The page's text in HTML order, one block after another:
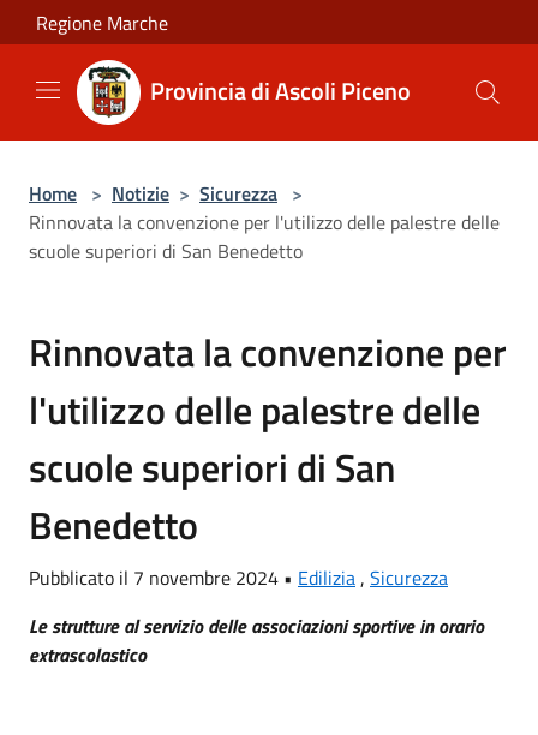
Salta al contenuto principale
Regione Marche
Provincia di Ascoli Piceno
Home > Notizie > Sicurezza >
Rinnovata la convenzione per l'utilizzo delle palestre delle
scuole superiori di San Benedetto
Rinnovata la convenzione per
l'utilizzo delle palestre delle
scuole superiori di San
Benedetto
Pubblicato il 7 novembre 2024 • Edilizia, Sicurezza
Le strutture al servizio delle associazioni sportive in orario
extrascolastico